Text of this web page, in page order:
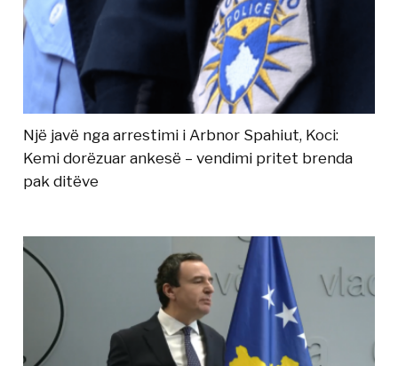
Një javë nga arrestimi i Arbnor Spahiut, Koci:
Kemi dorëzuar ankesë – vendimi pritet brenda
pak ditëve